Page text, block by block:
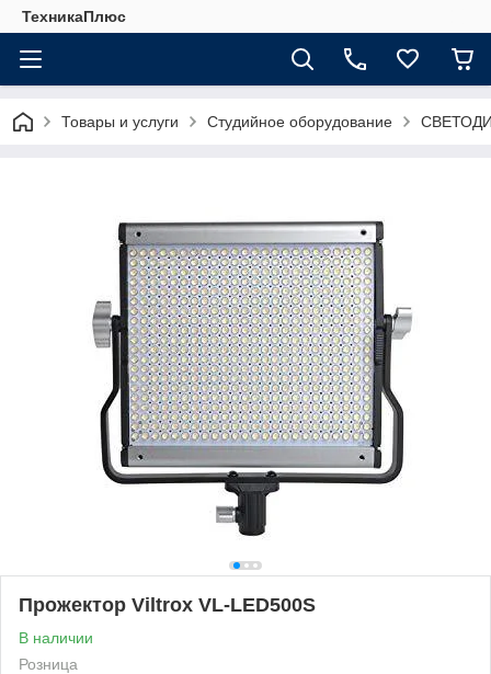
ТехникаПлюс
Товары и услуги Студийное оборудование
Прожектор Viltrox VL-LED500S
В наличии
Розница